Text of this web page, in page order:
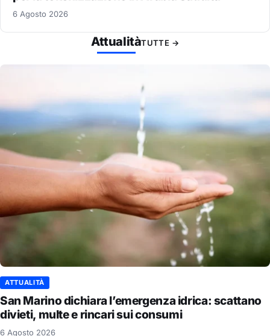
6 Agosto 2026
AttualitàTUTTE →
ATTUALITÀ
San Marino dichiara l’emergenza idrica: scattano
divieti, multe e rincari sui consumi
6 Agosto 2026